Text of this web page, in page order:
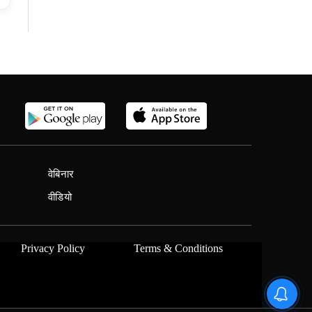
वेबिनार
वीडियो
Privacy Policy Terms & Conditions